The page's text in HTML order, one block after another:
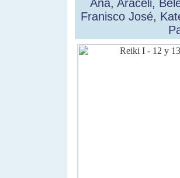
Ana, Araceli,
Franisco José,